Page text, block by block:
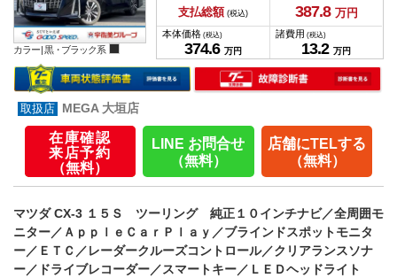
カラー |黒・ブラック系
支払総額 (税込) 387.8 万円
本体価格 (税込)
374.6 万円
諸費用 (税込)
13.2 万円
MEGA 大垣店
在庫確認
来店予約
（無料）
LINE お問合せ
（無料）
店舗にTELする
（無料）
マツダ CX-3 １５Ｓ ツーリング 純正１０インチナビ／全周囲モ
ニター／ＡｐｐｌｅＣａｒＰｌａｙ／ブラインドスポットモニタ
ー／ＥＴＣ／レーダークルーズコントロール／クリアランスソナ
ー／ドライブレコーダー／スマートキー／ＬＥＤヘッドライト